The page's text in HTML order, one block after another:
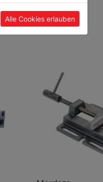
Alle Cookies erlauben